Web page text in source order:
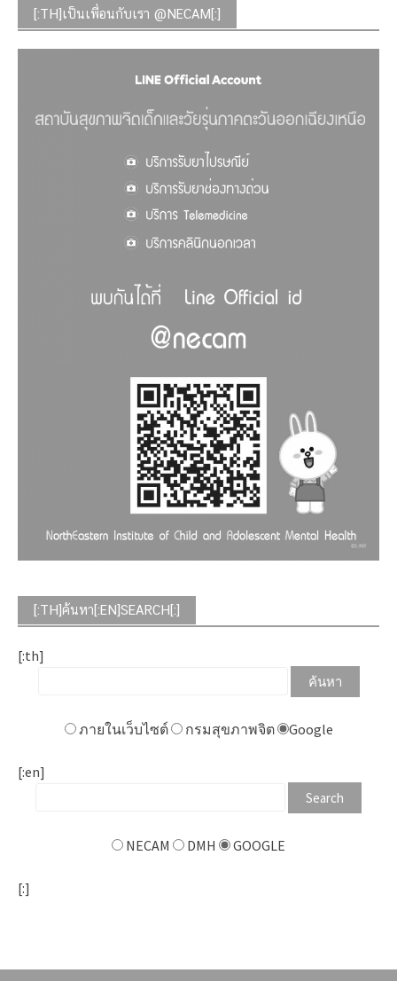
[:TH]เป็นเพื่อนกับเรา @NECAM[:]
[:TH]ค้นหา[:EN]SEARCH[:]
[:th]
ภายในเว็บไซต์ กรมสุขภาพจิต Google
[:en]
NECAM DMH GOOGLE
[:]